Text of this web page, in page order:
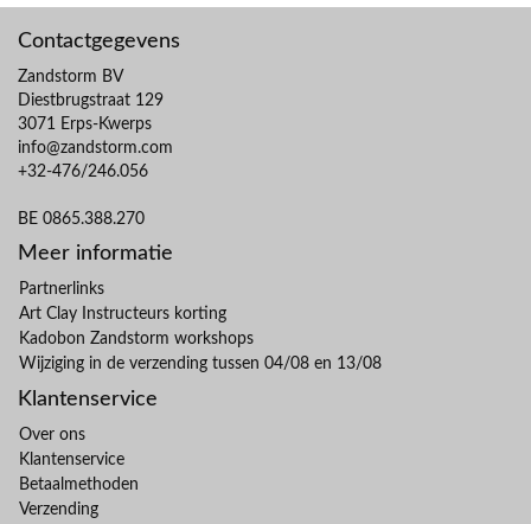
Contactgegevens
Zandstorm BV
Diestbrugstraat 129
3071 Erps-Kwerps
info@zandstorm.com
+32-476/246.056
BE 0865.388.270
Meer informatie
Partnerlinks
Art Clay Instructeurs korting
Kadobon Zandstorm workshops
Wijziging in de verzending tussen 04/08 en 13/08
Klantenservice
Over ons
Klantenservice
Betaalmethoden
Verzending